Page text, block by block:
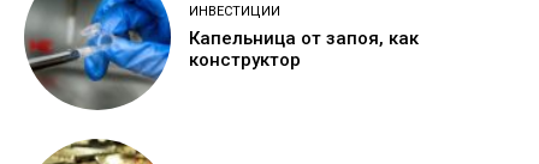
ИНВЕСТИЦИИ
Капельница от запоя, как
конструктор